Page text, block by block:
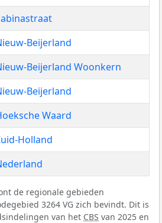
Beijerland
Beijerland Woonkern
Beijerland
Waard
Holland
de regionale gebieden
3264 VG zich bevindt. Dit is
van het CBS van 2025 en